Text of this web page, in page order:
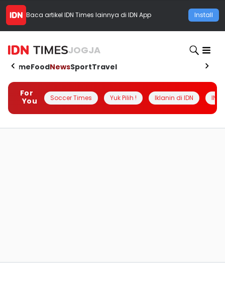
Baca artikel IDN Times lainnya di IDN App Install
JOGJA
HomeFoodNewsSportTravel
For
You
Soccer Times Yuk Pilih ! Iklanin di IDN